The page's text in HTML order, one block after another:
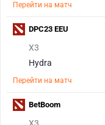
Перейти на матч
X3
Hydra
Перейти на матч
DPC23 EEU
BetBoom